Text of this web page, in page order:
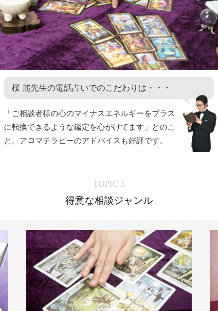
桜 麗先生の電話占いでのこだわりは・・・
「ご相談者様の心のマイナスエネルギーをプラス
に転換できるような鑑定を心がけてます」とのこ
と。アロマテラピーのアドバイスも好評です。
TOPIC 3
得意な相談ジャンル